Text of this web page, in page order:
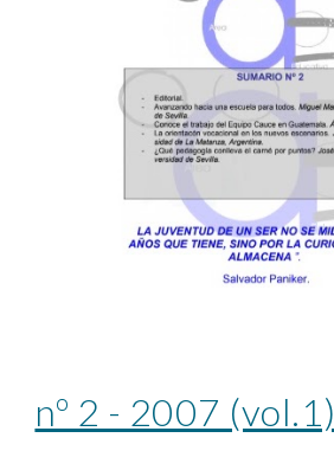
nº 2 - 2007 (vol.1)